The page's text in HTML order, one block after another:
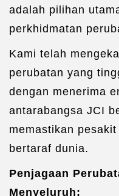
adalah pilihan
perkhidmatan
Kami telah
perubatan yang
dengan menerima
antarabangsa JCI
memastikan
bertaraf dunia.
Penjagaan
Menyeluruh: